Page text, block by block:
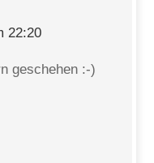
22:20
geschehen :-)